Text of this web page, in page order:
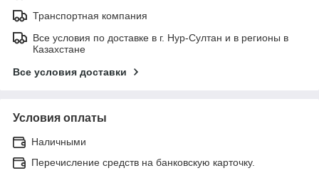
Транспортная компания
Все условия по доставке в г. Нур-Султан и в регионы в
Казахстане
Все условия доставки
Условия оплаты
Наличными
Перечисление средств на банковскую карточку.